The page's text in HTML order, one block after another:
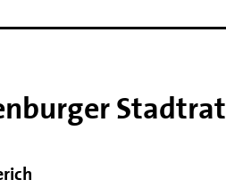
Stadtrat